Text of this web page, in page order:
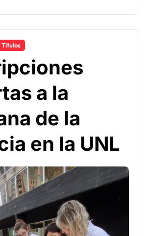
Titulos
a la
de la
en la UNL